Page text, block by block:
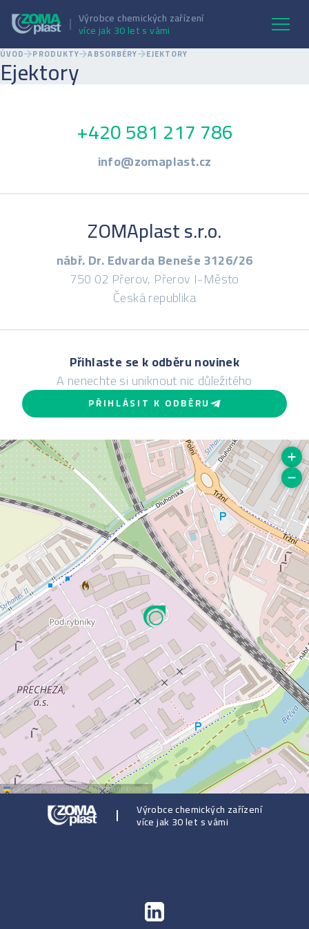
Výrobce chemických zařízení
více jak 30 let s vámi
Ejektory
ÚVOD PRODUKTY ABSORBÉRY EJEKTORY
+420 581 217 786
info@zomaplast.cz
ZOMAplast s.r.o.
nábř. Dr. Edvarda Beneše 3126/26
750 02 Přerov, Přerov I-Město
Česká republika
Přihlaste se k odběru novinek
A nenechte si uniknout nic důležitého
PŘIHLÁSIT K ODBĚRU
Leaflet © OpenStreetMapcontributors
Výrobce chemických zařízení
více jak 30 let s vámi